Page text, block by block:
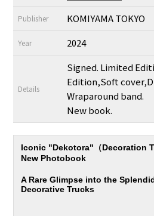
Publisher KOMIYAMA TOKYO
Year 2024
Details
Signed. Limited
Edition,Soft
Wraparound band.
New book.
Iconic "Dekotora"（Decoration
New Photobook
A Rare Glimpse into the
Decorative Trucks